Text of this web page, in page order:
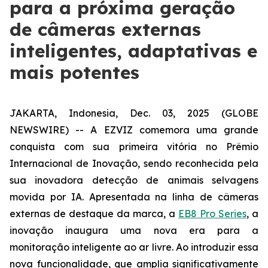
para a próxima geração
de câmeras externas
inteligentes, adaptativas e
mais potentes
JAKARTA, Indonesia, Dec. 03, 2025 (GLOBE
NEWSWIRE) -- A EZVIZ comemora uma grande
conquista com sua primeira vitória no Prêmio
Internacional de Inovação, sendo reconhecida pela
sua inovadora detecção de animais selvagens
movida por IA. Apresentada na linha de câmeras
externas de destaque da marca, a EB8 Pro Series, a
inovação inaugura uma nova era para a
monitoração inteligente ao ar livre. Ao introduzir essa
nova funcionalidade, que amplia significativamente